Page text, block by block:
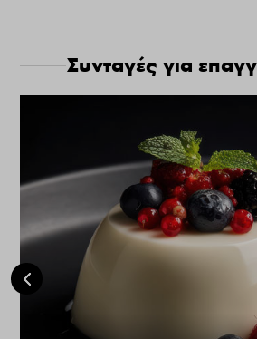
Συνταγές για